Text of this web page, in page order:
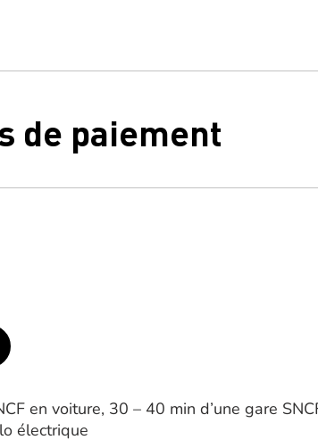
de paiement
en voiture, 30 – 40 min d’une gare
électrique